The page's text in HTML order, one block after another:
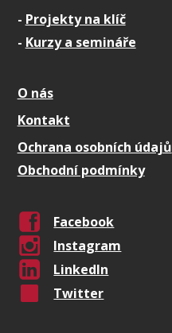
- Projekty na klíč
- Kurzy a semináře
O nás
Kontakt
Ochrana osobních údajů
Obchodní podmínky
Facebook
Instagram
LinkedIn
Twitter